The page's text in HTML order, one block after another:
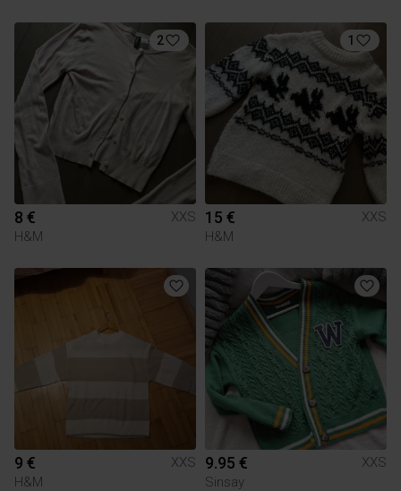
2
8 €
XXS
H&M
1
15 €
XXS
H&M
9 €
XXS
H&M
9.95 €
XXS
Sinsay